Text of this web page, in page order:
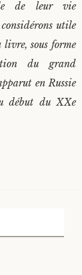
de leur vie
utile
sous forme
du grand
en Russie
début du XXe